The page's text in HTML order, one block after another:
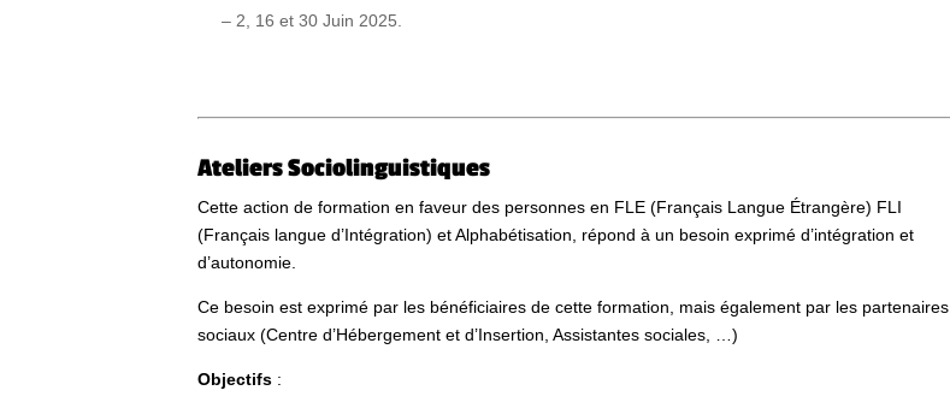
– 2, 16 et 30 Juin 2025.
Ateliers Sociolinguistiques
Cette action de formation en faveur des personnes en FLE (Français Langue Étrangère) FLI
(Français langue d’Intégration) etAlphabétisation répond à un besoinexprimé d’intégration et
d’autonomie.
Ce besoin estexprimé par les bénéficiaires de cette formation, mais également par les partenaires
sociaux (Centre d’Hébergement et d’Insertion Assistantes sociales, …)
Objectifs :